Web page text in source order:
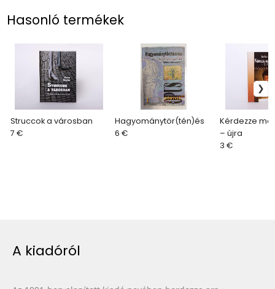
Hasonló termékek
Struccok a városban
7 €
Hagyománytör(tén)és
6 €
Kérdezze
– újra
3 €
A kiadóról